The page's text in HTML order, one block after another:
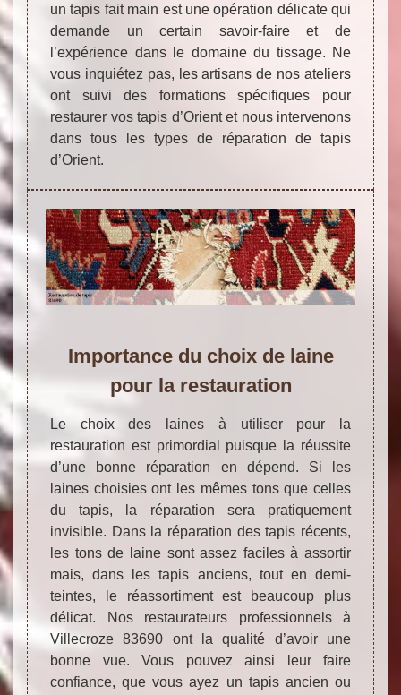
un tapis fait main est une opération délicate qui
demande un certain savoir-faire et de
l’expérience dans le domaine du tissage. Ne
vous inquiétez pas, les artisans de nos ateliers
ont suivi des formations spécifiques pour
restaurer vos tapis d’Orient et nous intervenons
dans tous les types de réparation de tapis
d’Orient.
Importance du choix de laine
pour la restauration
Le choix des laines à utiliser pour la
restauration est primordial puisque la réussite
d’une bonne réparation en dépend. Si les
laines choisies ont les mêmes tons que celles
du tapis, la réparation sera pratiquement
invisible. Dans la réparation des tapis récents,
les tons de laine sont assez faciles à assortir
mais, dans les tapis anciens, tout en demi-
teintes, le réassortiment est beaucoup plus
délicat. Nos restaurateurs professionnels à
Villecroze 83690 ont la qualité d’avoir une
bonne vue. Vous pouvez ainsi leur faire
confiance, que vous ayez un tapis ancien ou